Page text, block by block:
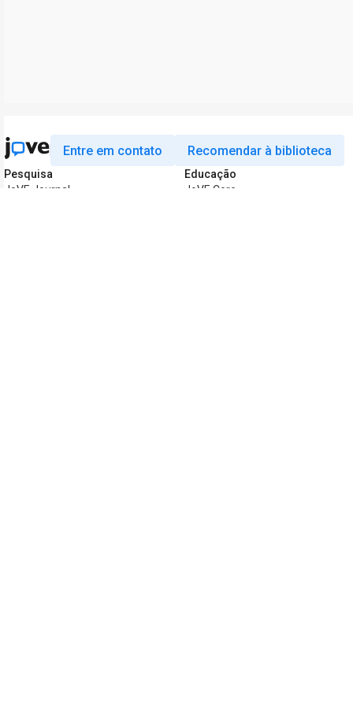
Entre em contato Recomendar à biblioteca
Pesquisa
JoVE Journal
Educação
JoVE Core